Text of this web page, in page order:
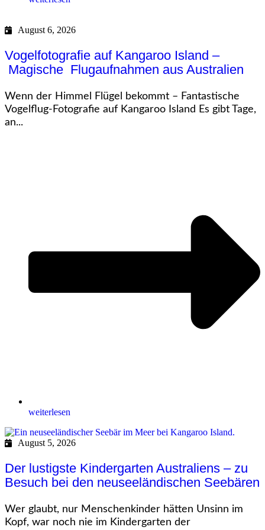
August 6, 2026
Vogelfotografie auf Kangaroo Island –
Magische Flugaufnahmen aus Australien
Wenn der Himmel Flügel bekommt – Fantastische
Vogelflug-Fotografie auf Kangaroo Island Es gibt Tage,
an...
weiterlesen
August 5, 2026
Der lustigste Kindergarten Australiens – zu
Besuch bei den neuseeländischen Seebären
Wer glaubt, nur Menschenkinder hätten Unsinn im
Kopf, war noch nie im Kindergarten der